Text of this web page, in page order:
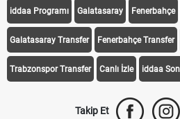
iddaa Programı Galatasaray Fenerbahçe
Galatasaray Transfer Fenerbahçe Transfer
Trabzonspor Transfer Canlı İzle iddaa
Takip Et